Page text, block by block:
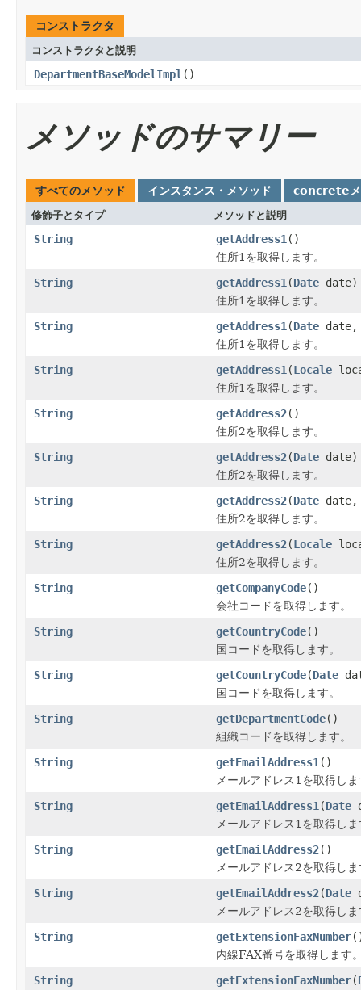
コンストラクタ
コンストラクタと説明
DepartmentBaseModelImpl ()
メソッドのサマリー
すべてのメソッド インスタンス・メソッド concreteメ
修飾子とタイプ メソッドと説明
String getAddress1 ()
住所1を取得します。
String
getAddress1 (Date date)
住所1を取得します。
String
getAddress1 (Date
住所1を取得します。
String
getAddress1 (Locale
住所1を取得します。
String
getAddress2()
住所2を取得します。
String
getAddress2(Date date)
住所2を取得します。
String
getAddress2(Date
住所2を取得します。
String
getAddress2(Locale
住所2を取得します。
String
getCompanyCode()
会社コードを取得します。
String
getCountryCode()
国コードを取得します。
String
getCountryCode(Date
国コードを取得します。
String
getDepartmentCode()
組織コードを取得します。
String
getEmailAddress1 ()
メールアドレス1を取得し
String
getEmailAddress1 (Date
メールアドレス1を取得し
String
getEmailAddress2()
メールアドレス2を取得し
String
getEmailAddress2(Date
メールアドレス2を取得し
String
getExtensionFaxNumber
内線FAX番号を取得します
String
getExtensionFaxNumber(